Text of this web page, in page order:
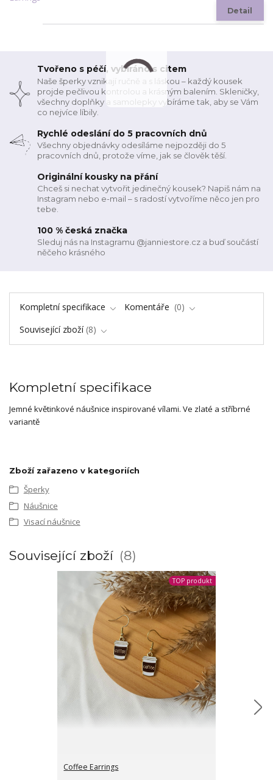
Detail
Tvořeno s péčí, vybíráno s citem
Naše šperky vznikají ručně a s láskou – každý kousek
projde pečlivou kontrolou a krásným balením. Skleničky,
všechny doplňky a samolepky vybíráme tak, aby se Vám
co nejvíce líbily.
Rychlé odeslání do 5 pracovních dnů
Všechny objednávky odesíláme nejpozději do 5
pracovních dnů, protože víme, jak se člověk těší.
Originální kousky na přání
Chceš si nechat vytvořit jedinečný kousek? Napiš nám na
Instagram nebo e-mail – s radostí vytvoříme něco jen pro
tebe.
100 % česká značka
Sleduj nás na Instagramu @janniestore.cz a buď součástí
něčeho krásného
Kompletní specifikace Komentáře
0
Související zboží 8
Kompletní specifikace
Jemné květinkové náušnice inspirované vílami. Ve zlaté a stříbrné
variantě
Zboží zařazeno v kategoriích
Šperky
Náušnice
Visací náušnice
Související zboží 8
TOP produkt
Coffee Earrings